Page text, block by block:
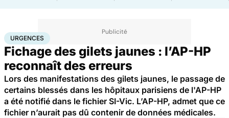
AccueilSanté Urgences
URGENCES
Fichage des gilets jaunes : l’AP-HP
reconnaît des erreurs
Lors des manifestations des gilets jaunes, le passage de
certains blessés dans les hôpitaux parisiens de l'AP-HP
a été notifié dans le fichier SI-Vic. L’AP-HP, admet que ce
fichier n’aurait pas dû contenir de données médicales.